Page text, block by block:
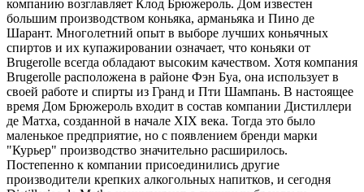
компанию возглавляет Клод Брюжероль. Дом известен
большим производством коньяка, арманьяка и Пино де
Шарант. Многолетний опыт в выборе лучших коньячных
спиртов и их купажировании означает, что коньяки от
Brugerolle всегда обладают высоким качеством. Хотя компания
Brugerolle расположена в районе Фэн Буа, она использует в
своей работе и спирты из Гранд и Пти Шампань. В настоящее
время Дом Брюжероль входит в состав компании Дистиллери
де Матха, созданной в начале XIX века. Тогда это было
маленькое предприятие, но с появлением бренди марки
"Курьер" производство значительно расширилось.
Постепенно к компании присоединились другие
производители крепких алкогольных напитков, и сегодня